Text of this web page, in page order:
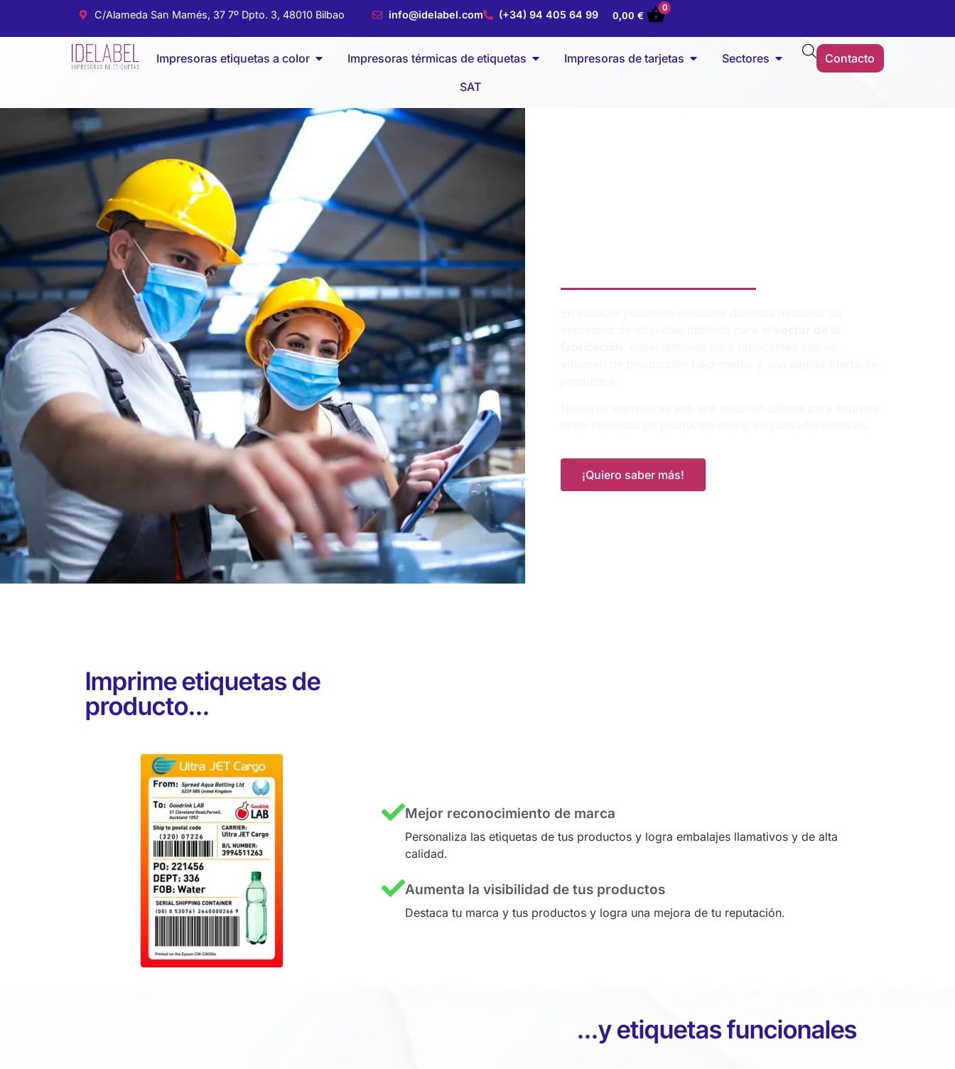
C/Alameda San Mamés, 37 7º Dpto. 3, 48010 Bilbao info@idelabel.com (+34) 94 405 64 99 0,00€
0
Impresoras etiquetas a color Impresoras térmicas de etiquetas Impresoras de tarjetas
Sectores
SAT
Contacto
¡Quiero saber más!
Imprime etiquetas de
producto...
Mejor reconocimiento de marca
Personaliza las etiquetas de tus productos y logra embalajes llamativos y de alta
calidad.
Aumenta la visibilidad de tus productos
Destaca tu marca y tus productos y logra una mejora de tu reputación.
...y etiquetas funcionales